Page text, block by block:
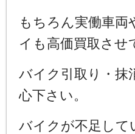
もちろん実働車
イも高価買取させ
バイク引取り・抹
心下さい。
バイクが不足して